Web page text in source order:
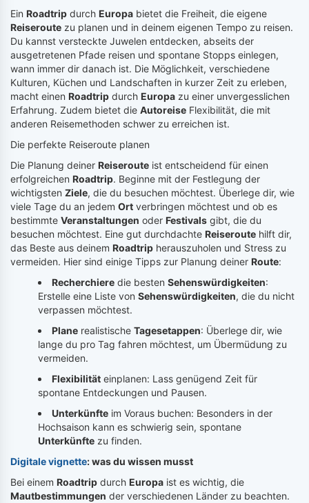
Ein Roadtrip durch Europa bietet die Freiheit, die eigene
Reiseroute zu planen und in deinem eigenen Tempo zu reisen.
Du kannst versteckte Juwelen entdecken, abseits der
ausgetretenen Pfade reisen und spontane Stopps einlegen,
wann immer dir danach ist. Die Möglichkeit, verschiedene
Kulturen, Küchen und Landschaften in kurzer Zeit zu erleben,
macht einen Roadtrip durch Europa zu einer unvergesslichen
Erfahrung. Zudem bietet die Autoreise Flexibilität, die mit
anderen Reisemethoden schwer zu erreichen ist.
Die perfekte Reiseroute planen
Die Planung deiner Reiseroute ist entscheidend für einen
erfolgreichen Roadtrip. Beginne mit der Festlegung der
wichtigsten Ziele, die du besuchen möchtest. Überlege dir, wie
viele Tage du an jedem Ort verbringen möchtest und ob es
bestimmte Veranstaltungen oder Festivals gibt, die du
besuchen möchtest. Eine gut durchdachte Reiseroute hilft dir,
das Beste aus deinem Roadtrip herauszuholen und Stress zu
vermeiden. Hier sind einige Tipps zur Planung deiner Route:
Recherchiere die besten Sehenswürdigkeiten:
Erstelle eine Liste von Sehenswürdigkeiten, die du nicht
verpassen möchtest.
Plane realistische Tagesetappen: Überlege dir, wie
lange du pro Tag fahren möchtest, um Übermüdung zu
vermeiden.
Flexibilität einplanen: Lass genügend Zeit für
spontane Entdeckungen und Pausen.
Unterkünfte im Voraus buchen: Besonders in der
Hochsaison kann es schwierig sein, spontane
Unterkünfte zu finden.
Digitale vignette: was du wissen musst
Bei einem Roadtrip durch Europa ist es wichtig, die
Mautbestimmungen der verschiedenen Länder zu beachten.